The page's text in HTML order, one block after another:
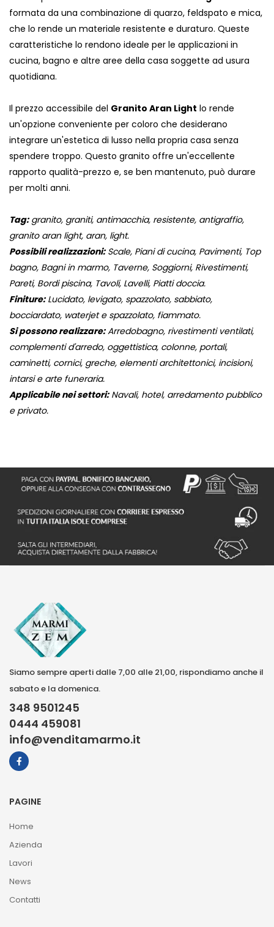
formata da una combinazione di quarzo, feldspato e mica,
che lo rende un materiale resistente e duraturo. Queste
caratteristiche lo rendono ideale per le applicazioni in
cucina, bagno e altre aree della casa soggette ad usura
quotidiana.
Il prezzo accessibile del Granito Aran Light lo rende
un'opzione conveniente per coloro che desiderano
integrare un'estetica di lusso nella propria casa senza
spendere troppo. Questo granito offre un'eccellente
rapporto qualità-prezzo e, se ben mantenuto, può durare
per molti anni.
Tag:granito, graniti, antimacchia, resistente, antigraffio,
granito aran light, aran, light.
Possibili realizzazioni:Scale, Piani di cucina, Pavimenti, Top
bagno, Bagni in marmo, Taverne, Soggiorni, Rivestimenti,
Pareti, Bordi piscina, Tavoli, Lavelli, Piatti doccia.
Finiture:Lucidato, levigato, spazzolato, sabbiato,
bocciardato, waterjet e spazzolato, fiammato.
Si possono realizzare:Arredobagno, rivestimenti ventilati,
complementi d'arredo, oggettistica, colonne, portali,
caminetti, cornici, greche, elementi architettonici, incisioni,
intarsi e arte funeraria.
Applicabile nei settori:Navali, hotel, arredamento pubblico
e privato.
Siamo sempre aperti dalle 7,00 alle 21,00, rispondiamo anche il
sabato e la domenica.
348 9501245
0444 459081
info@venditamarmo.it
PAGINE
Home
Azienda
Lavori
News
Contatti